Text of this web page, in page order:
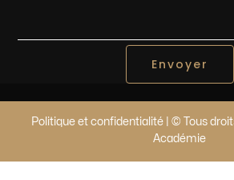
Envoyer
Politique et confidentialité | © Tous
Académie